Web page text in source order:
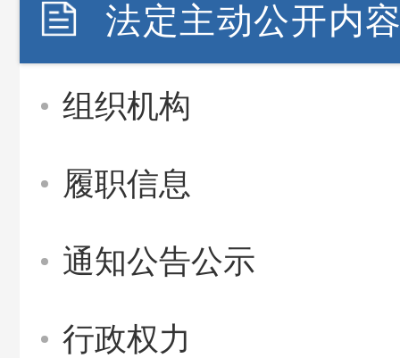
法定主动公开内
组织机构
履职信息
通知公告公示
行政权力